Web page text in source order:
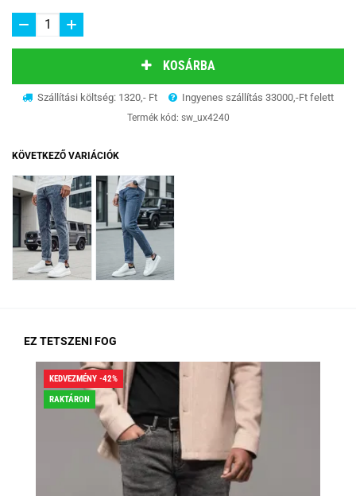
KOSÁRBA
Szállítási költség: 1320,- Ft Ingyenes szállítás 33000,-Ft felett
Termék kód: sw_ux4240
KÖVETKEZŐ VARIÁCIÓK
EZ TETSZENI FOG
KEDVEZMÉNY -42%
RAKTÁRON